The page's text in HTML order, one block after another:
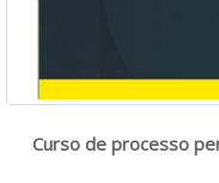
Curso de processo